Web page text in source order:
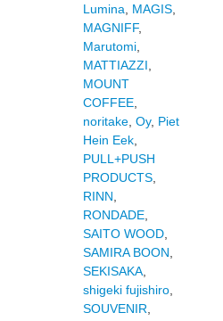
Lumina
MAGIS,
MAGNIFF,
Marutomi,
MATTIAZZI
MOUNT
COFFEE,
noritake, Oy, Piet
Hein Eek,
PULL+PUSH
PRODUCTS,
RINN
RONDADE,
SAITO WOOD,
SAMIRA BOON
SEKISAKA,
shigeki fujishiro,
SOUVENIR